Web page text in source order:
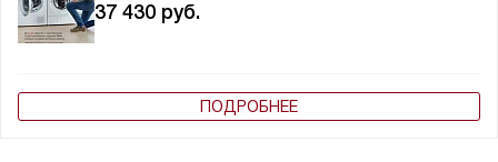
37 430 руб.
ПОДРОБНЕЕ